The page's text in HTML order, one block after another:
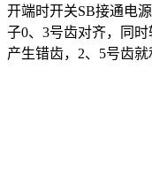
开端时开关SB接通电
子0、3号齿对齐，同
产生错齿，2、5号齿